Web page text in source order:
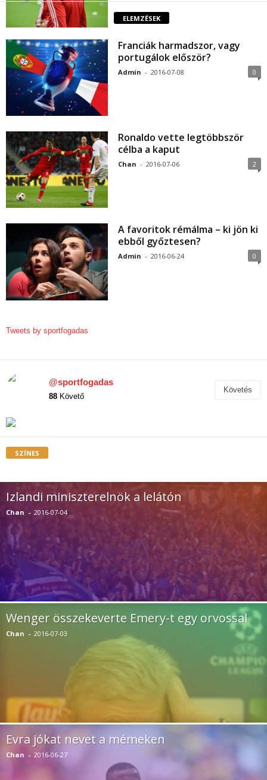
ELEMZÉSEK
Franciák harmadszor, vagy
portugálok először?
Admin - 2016-07-08 0
Ronaldo vette legtöbbször
célba a kaput
Chan - 2016-07-06 2
A favoritok rémálma – ki jön ki
ebből győztesen?
Admin - 2016-06-24 0
Tweets by sportfogadas
@sportfogadas
88 Követő
Követés
SZÍNES
Izlandi miniszterelnök a lelátón
Chan - 2016-07-04
Wenger összekeverte Emery-t egy orvossal
Chan - 2016-07-03
Evra jókat nevet a mémeken
Chan - 2016-06-27